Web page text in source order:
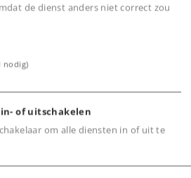
de dienst anders niet correct zou
nodig)
of uitschakelen
om alle diensten in of uit te